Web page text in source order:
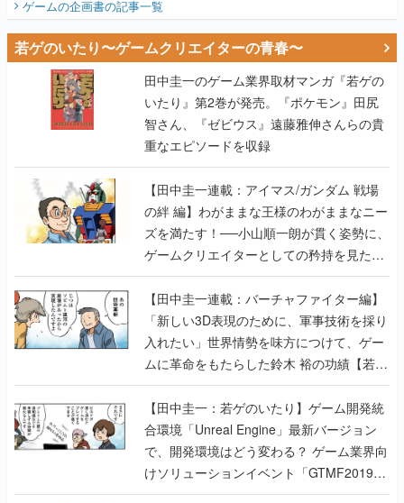
田中圭一のゲーム業界取材マンガ『若ゲの
いたり』第2巻が発売。『ポケモン』田尻
智さん、『ゼビウス』遠藤雅伸さんらの貴
重なエピソードを収録
【田中圭一連載：アイマス/ガンダム 戦場
の絆 編】わがままな王様のわがままなニー
ズを満たす！──小山順一朗が貫く姿勢に、
ゲームクリエイターとしての矜持を見た
【若ゲのいたり最終回】
【田中圭一連載：バーチャファイター編】
「新しい3D表現のために、軍事技術を採り
入れたい」世界情勢を味方につけて、ゲー
ムに革命をもたらした鈴木 裕の功績【若ゲ
のいたり】
【田中圭一：若ゲのいたり】ゲーム開発統
合環境「Unreal Engine」最新バージョン
で、開発環境はどう変わる？ ゲーム業界向
けソリューションイベント「GTMF2019」
に行って、より理解を深めよう【PR】
【田中圭一連載：サイバーコネクトツー
編】すべての責任はオレが取る。だから、
付いてきてくれないか──男の熱意はチーム